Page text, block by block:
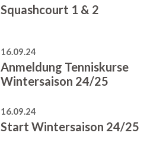
Squashcourt 1 & 2
16.09.24
Anmeldung Tenniskurse
Wintersaison 24/25
16.09.24
Start Wintersaison 24/25